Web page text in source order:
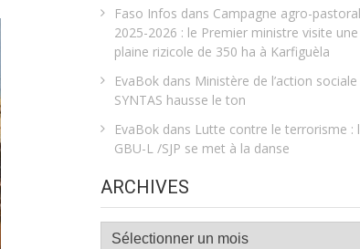
Faso Infos dans Campagne agro-
2025-2026 : le Premier ministre visite une
plaine rizicole de 350 ha à Karfiguèla
EvaBok dans Ministère de l’action sociale
SYNTAS hausse le ton
EvaBok dans Lutte contre le terrorisme :
GBU-L /SJP se met à la danse
ARCHIVES
Archives